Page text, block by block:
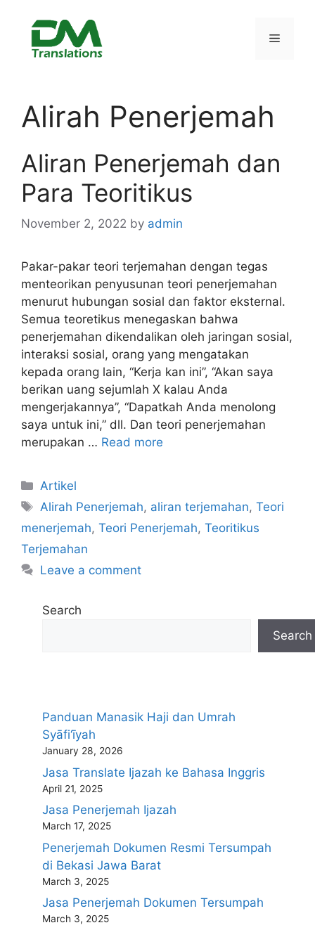
content
Menu
Alirah Penerjemah
Aliran Penerjemah dan
Para Teoritikus
November 2, 2022 by admin
Pakar-pakar teori terjemahan dengan tegas
menteorikan penyusunan teori penerjemahan
menurut hubungan sosial dan faktor eksternal.
Semua teoretikus menegaskan bahwa
penerjemahan dikendalikan oleh jaringan sosial,
interaksi sosial, orang yang mengatakan
kepada orang lain, “Kerja kan ini”, “Akan saya
berikan uang sejumlah X kalau Anda
mengerjakannya”, “Dapatkah Anda menolong
saya untuk ini,” dll. Dan teori penerjemahan
merupakan … Read more
Categories
Artikel
Tags
Alirah Penerjemah, aliran terjemahan,Teori
menerjemah, Teori Penerjemah, Teoritikus
Terjemahan
Leave a comment
Search
Search
Panduan Manasik Haji dan Umrah
Syāfi‘īyah
January 28, 2026
Jasa Translate Ijazah ke Bahasa Inggris
April 21, 2025
Jasa Penerjemah Ijazah
March 17, 2025
Penerjemah Dokumen Resmi Tersumpah
di Bekasi Jawa Barat
March 3, 2025
Jasa Penerjemah Dokumen Tersumpah
March 3, 2025